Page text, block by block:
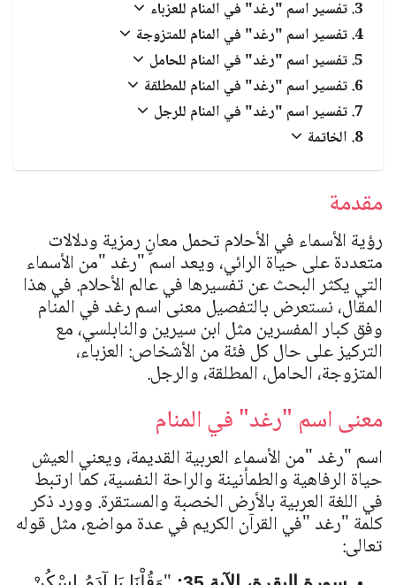
الجن والملائكة
تفسير اسم "رغد" في المنام للعزباء
تفسير اسم "رغد" في المنام للمتزوجة
تفسير اسم "رغد" في المنام للحامل
تفسير اسم "رغد" في المنام للمطلقة
تفسير اسم "رغد" في المنام للرجل
الخاتمة
مقدمة
رؤية الأسماء في الأحلام تحمل معانٍ رمزية ودلالات
متعددة على حياة الرائي، ويعد اسم"رغد"من الأسماء
التي يكثر البحث عن تفسيرها في عالم الأحلام. في هذا
المقال، نستعرض بالتفصيل معنى اسم رغد في المنام
وفق كبار المفسرين مثل ابن سيرين والنابلسي، مع
التركيز على حال كل فئة من الأشخاص: العزباء،
المتزوجة، الحامل، المطلقة، والرجل.
معنى اسم "رغد" في المنام
اسم"رغد"من الأسماء العربية القديمة، ويعني العيش
حياة الرفاهية والطمأنينة والراحة النفسية، كما ارتبط
في اللغة العربية بالأرض الخصبة والمستقرة. وورد ذكر
كلمة"رغد"في القرآن الكريم في عدة مواضع، مثل قوله
تعالى: